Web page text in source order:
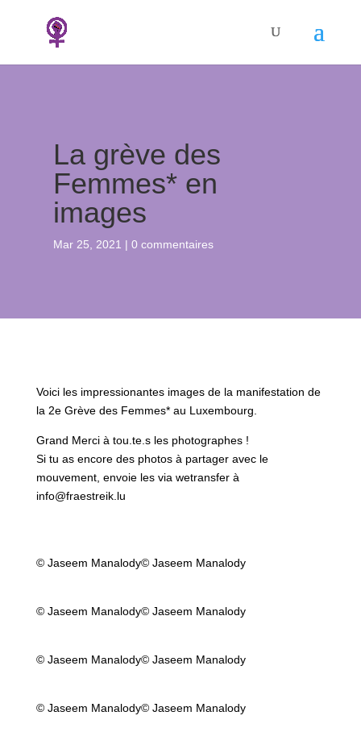
La grève des
Femmes* en
images
Mar 25, 2021 0 commentaires
Voici les impressionantes images de la manifestation de
la 2e Grève des Femmes* au Luxembourg.
Grand Merci à tou.te.s les photographes !
Si tu as encore des photos à partager avec le
mouvement, envoie les via wetransfer à
info@fraestreik.lu
© Jaseem Manalody© Jaseem Manalody
© Jaseem Manalody© Jaseem Manalody
© Jaseem Manalody© Jaseem Manalody
© Jaseem Manalody© Jaseem Manalody